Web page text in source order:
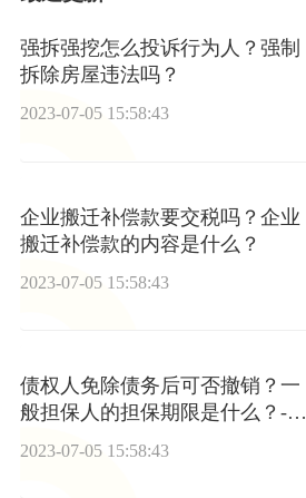
强拆强挖怎么投诉行为人？强制
拆除房屋违法吗？
2023-07-05 15:58:43
企业搬迁补偿款要交税吗？企业
搬迁补偿款的内容是什么？
2023-07-05 15:58:43
债权人免除债务后可否撤销？一
般担保人的担保期限是什么？-每
2023-07-05 15:58:43